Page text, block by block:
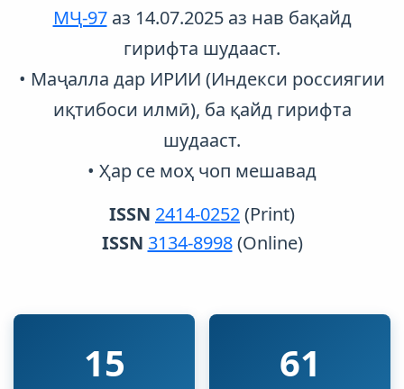
МҶ-97аз 14.07.2025 аз нав бақайд
гирифта шудааст.
• Маҷалла дар ИРИИ (Индекси россиягии
иқтибоси илмӣ), ба қайд гирифта
шудааст.
• Ҳар се моҳ чоп мешавад
ISSN 2414-0252(Print)
ISSN 3134-8998(Online)
15 61